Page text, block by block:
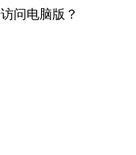
问电脑版？